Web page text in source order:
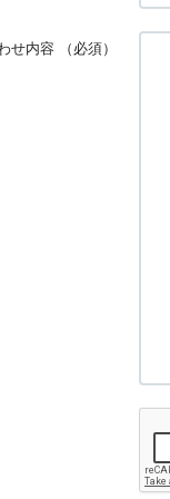
せ内容 （必須）